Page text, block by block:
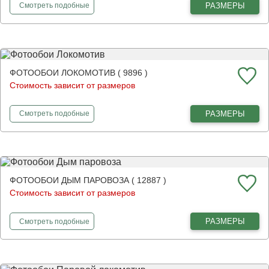
Смотретьфотообои
подобные РАЗМЕРЫ
ФОТООБОИ ЛОКОМОТИВ ( 9896 )
Стоимость зависит от размеров
Смотретьфотообои
подобные РАЗМЕРЫ
ФОТООБОИ ДЫМ ПАРОВОЗА ( 12887 )
Стоимость зависит от размеров
Смотретьфотообои
подобные РАЗМЕРЫ